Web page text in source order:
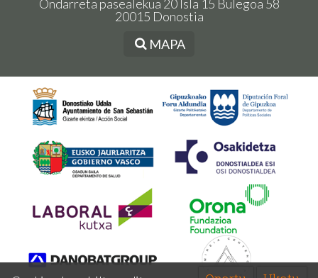
Ondarreta pasealekua 20 Isla 15 Bulegoa 58
20015 Donostia
MAPA